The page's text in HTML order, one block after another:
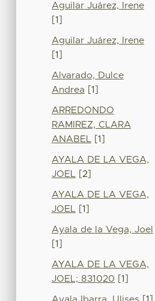
Aguilar Juárez, Irene
[1]
Aguilar Juárez, Irene
[1]
Alvarado, Dulce
Andrea [1]
ARREDONDO
RAMIREZ, CLARA
ANABEL [1]
AYALA DE LA VEGA,
JOEL [2]
AYALA DE LA VEGA,
JOEL [1]
Ayala de la Vega, Joel
[1]
AYALA DE LA VEGA,
JOEL; 831020 [1]